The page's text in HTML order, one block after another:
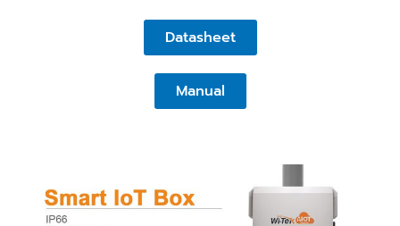
Datasheet
Manual